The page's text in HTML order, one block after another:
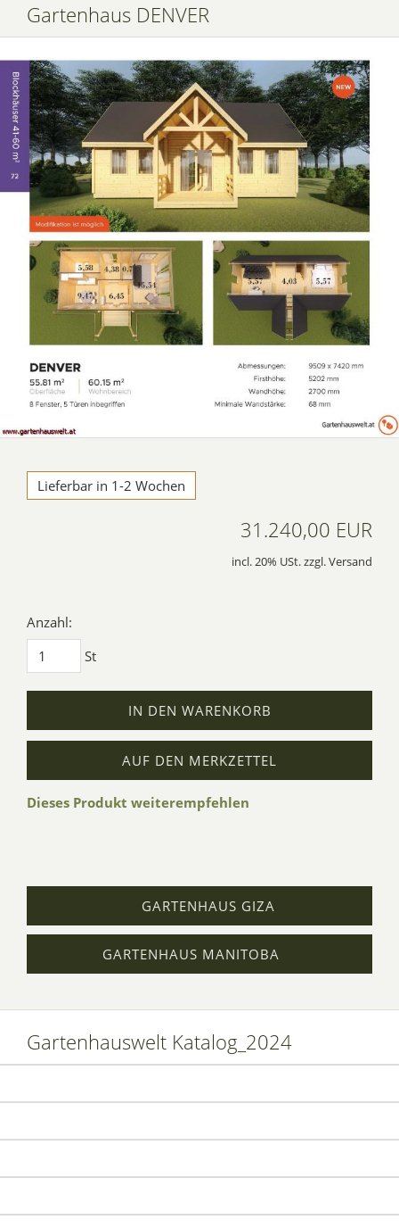
Gartenhaus DENVER
Lieferbar in 1-2 Wochen
31.240,00 EUR
incl. 20% USt. zzgl. Versand
Anzahl:
St
IN DEN WARENKORB
AUF DEN MERKZETTEL
Dieses Produkt weiterempfehlen
GARTENHAUS GIZA
GARTENHAUS MANITOBA
Gartenhauswelt Katalog_2024